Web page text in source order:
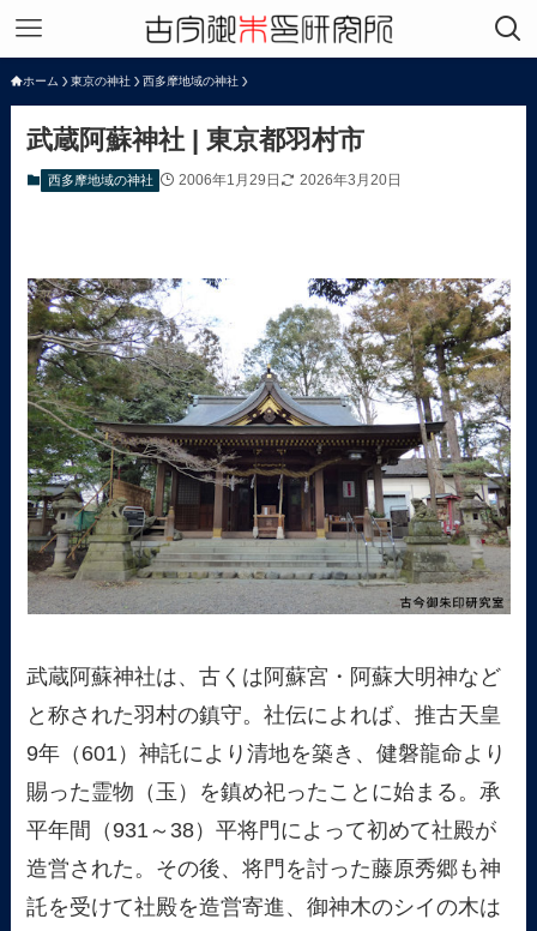
ホーム 東京の神社 西多摩地域の神社
武蔵阿蘇神社 | 東京都羽村市
西多摩地域の神社 2006年1月29日 2026年3月20日
武蔵阿蘇神社は、古くは阿蘇宮・阿蘇大明神など
と称された羽村の鎮守。社伝によれば、推古天皇
9年（601）神託により清地を築き、健磐龍命より
賜った霊物（玉）を鎮め祀ったことに始まる。承
平年間（931～38）平将門によって初めて社殿が
造営された。その後、将門を討った藤原秀郷も神
託を受けて社殿を造営寄進、御神木のシイの木は